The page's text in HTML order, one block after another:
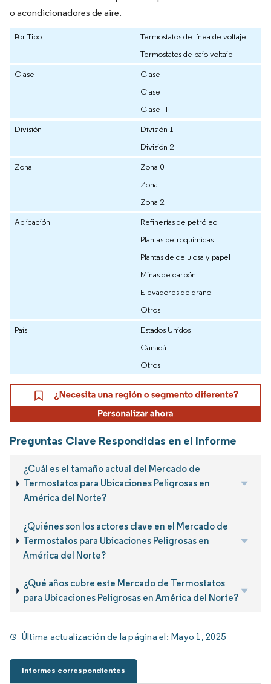
o acondicionadores de aire.
Por Tipo
Termostatos de línea de voltaje
Termostatos de bajo voltaje
Clase
Clase I
Clase II
Clase III
División
División 1
División 2
Zona
Zona 0
Zona 1
Zona 2
Aplicación
Refinerías de petróleo
Plantas petroquímicas
Plantas de celulosa y papel
Minas de carbón
Elevadores de grano
Otros
País
Estados Unidos
Canadá
Otros
Preguntas Clave Respondidas en el Informe
¿Cuál es el tamaño actual del Mercado de
Termostatos para Ubicaciones Peligrosas en
América del Norte?
¿Quiénes son los actores clave en el Mercado de
Termostatos para Ubicaciones Peligrosas en
América del Norte?
¿Qué años cubre este Mercado de Termostatos
para Ubicaciones Peligrosas en América del Norte?
Última actualización de la página el: Mayo 1, 2025
Informes correspondientes